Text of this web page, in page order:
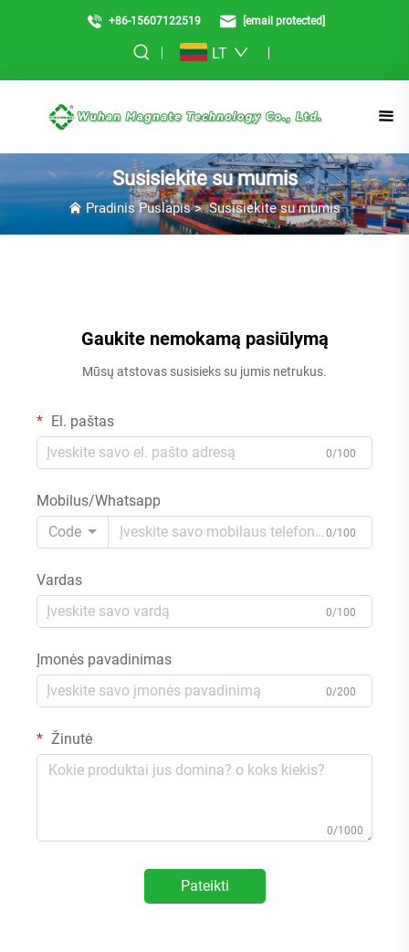
+86-15607122519 [email protected]
LT
Susisiekite su mumis
Pradinis Puslapis>Susisiekite su mumis
Gaukite nemokamą pasiūlymą
Mūsų atstovas susisieks su jumis netrukus.
El. paštas
0/100
Mobilus/Whatsapp
Code
0/100
Vardas
0/100
Įmonės pavadinimas
0/200
Žinutė
0/1000
Pateikti